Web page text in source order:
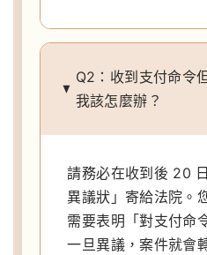
Q2：收到支付命令
我該怎麼辦？
請務必在收到後 20
異議狀」寄給法院。
需要表明「對支付命
一旦異議，案件就會